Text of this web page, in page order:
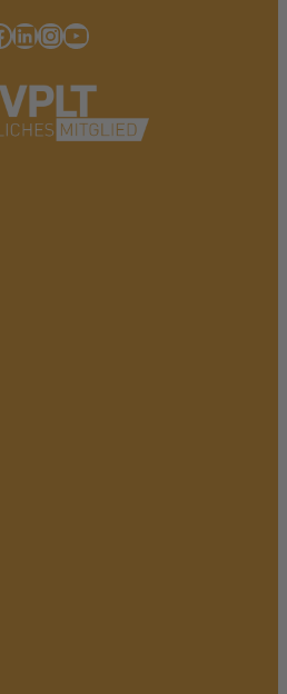
LinkedIn InstagramYouTube